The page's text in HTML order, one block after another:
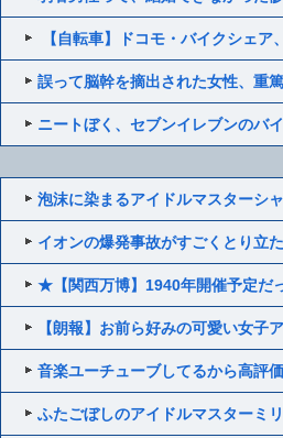
【自転車】ドコモ・バイクシェア
誤って脳幹を摘出された女性、重
ニートぼく、セブンイレブンのバ
泡沫に染まるアイドルマスターシ
イオンの爆発事故がすごくとり立
★【関西万博】1940年開催予定だ
【朗報】お前ら好みの可愛い女子
音楽ユーチューブしてるから高評
ふたごぼしのアイドルマスターミ